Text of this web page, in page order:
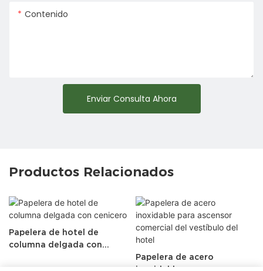
Contenido
Enviar Consulta Ahora
Productos Relacionados
Papelera de hotel de
columna delgada con
Papelera de acero
inoxidable para ascensor